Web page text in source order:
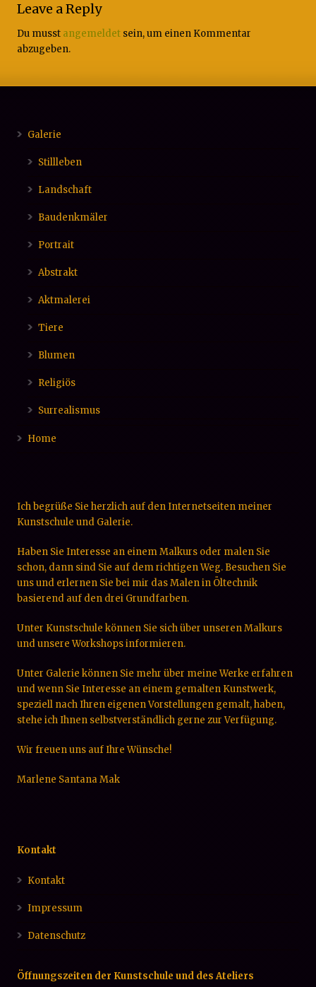
Leave a Reply
Du musst angemeldet sein, um einen Kommentar
abzugeben.
Galerie
Stillleben
Landschaft
Baudenkmäler
Portrait
Abstrakt
Aktmalerei
Tiere
Blumen
Religiös
Surrealismus
Home
Ich begrüße Sie herzlich auf den Internetseiten meiner
Kunstschule und Galerie.
Haben Sie Interesse an einem Malkurs oder malen Sie
schon, dann sind Sie auf dem richtigen Weg. Besuchen Sie
uns und erlernen Sie bei mir das Malen in Öltechnik
basierend auf den drei Grundfarben.
Unter Kunstschule können Sie sich über unseren Malkurs
und unsere Workshops informieren.
Unter Galerie können Sie mehr über meine Werke erfahren
und wenn Sie Interesse an einem gemalten Kunstwerk,
speziell nach Ihren eigenen Vorstellungen gemalt, haben,
stehe ich Ihnen selbstverständlich gerne zur Verfügung.
Wir freuen uns auf Ihre Wünsche!
Marlene Santana Mak
Kontakt
Kontakt
Impressum
Datenschutz
Öffnungszeiten der Kunstschule und des Ateliers